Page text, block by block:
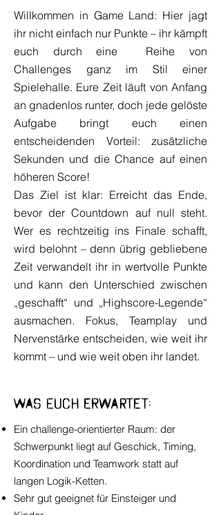
Willkommen in Game Land: Hier jagt
ihr nicht einfach nur Punkte – ihr kämpft
euch durch eine Reihe von
Challenges ganz im Stil einer
Spielehalle. Eure Zeit läuft von Anfang
an gnadenlos runter, doch jede gelöste
Aufgabe bringt euch einen
entscheidenden Vorteil: zusätzliche
Sekunden und die Chance auf einen
höheren Score!
Das Ziel ist klar: Erreicht das Ende,
bevor der Countdown auf null steht.
Wer es rechtzeitig ins Finale schafft,
wird belohnt – denn übrig gebliebene
Zeit verwandelt ihr in wertvolle Punkte
und kann den Unterschied zwischen
„geschafft“ und „Highscore-Legende“
ausmachen. Fokus, Teamplay und
Nervenstärke entscheiden, wie weit ihr
kommt – und wie weit oben ihr landet.
Was euch erwartet:
Ein challenge-orientierter Raum: der
Schwerpunkt liegt auf Geschick, Timing,
Koordination und Teamwork statt auf
langen Logik-Ketten.
Sehr gut geeignet für Einsteiger und